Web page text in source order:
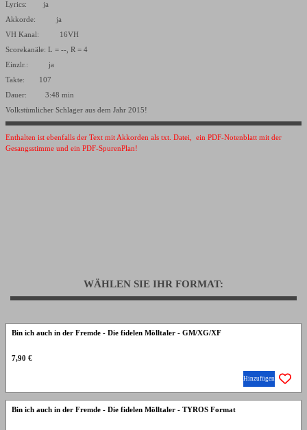
Lyrics: ja
Akkorde: ja
VH Kanal: 16VH
Scorekanäle: L = --, R = 4
Einzlr.: ja
Takte: 107
Dauer: 3:48 min
Volkstümlicher Schlager aus dem Jahr 2015!
Enthalten ist ebenfalls der Text mit Akkorden als txt. Datei, ein PDF-Notenblatt mit der
Gesangsstimme und ein PDF-SpurenPlan!
WÄHLEN SIE IHR FORMAT:
Bin ich auch in der Fremde - Die fidelen Mölltaler - GM/XG/XF
7,90 €
Hinzufügen
Bin ich auch in der Fremde - Die fidelen Mölltaler - TYROS Format